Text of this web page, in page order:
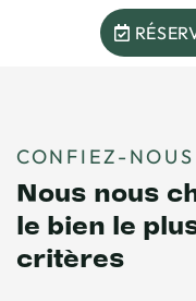
CONFIEZ-
Nous nous
le bien le
critères